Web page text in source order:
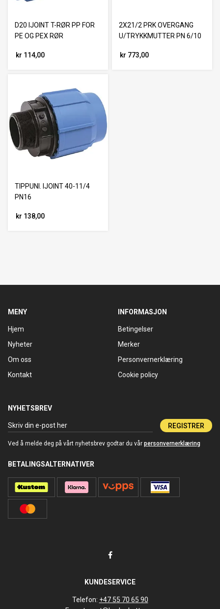
D20 IJOINT T-RØR PP FOR
PE OG PEX RØR
kr 114,00
2X21/2 PRK OVERGANG
U/TRYKKMUTTER PN 6/10
kr 773,00
TIPPUNI. IJOINT 40-11/4
PN16
kr 138,00
MENY
Hjem
Nyheter
Om oss
Kontakt
INFORMASJON
Betingelser
Merker
Personvernerklæring
Cookie policy
NYHETSBREV
REGISTRER
Ved å melde deg på vårt nyhetsbrev godtar du vår personvernerklæring
BETALINGSALTERNATIVER
KUNDESERVICE
Telefon: +47 55 70 65 90